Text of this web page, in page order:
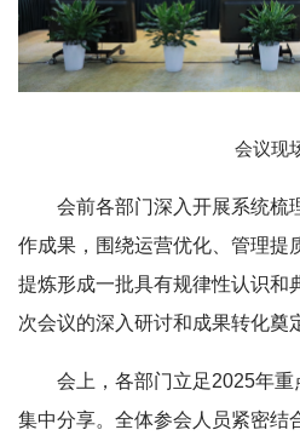
会议现
会前各部门深入开展系统梳
作成果，围绕运营优化、管理提
提炼形成一批具有规律性认识和
次会议的深入研讨和成果转化奠
会上，各部门立足2025年
集中分享。全体参会人员紧密结